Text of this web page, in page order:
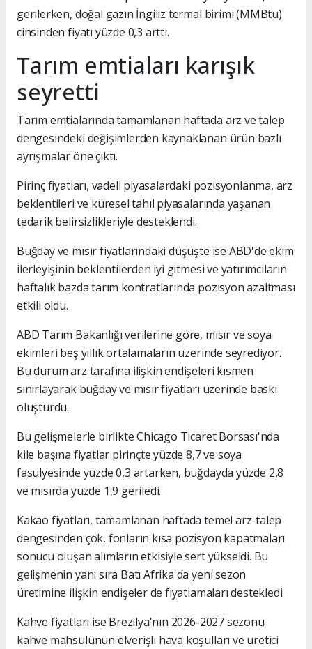
gerilerken, doğal gazın İngiliz termal birimi (MMBtu)
cinsinden fiyatı yüzde 0,3 arttı.
Tarım emtiaları karışık
seyretti
Tarım emtialarında tamamlanan haftada arz ve talep
dengesindeki değişimlerden kaynaklanan ürün bazlı
ayrışmalar öne çıktı.
Pirinç fiyatları, vadeli piyasalardaki pozisyonlanma, arz
beklentileri ve küresel tahıl piyasalarında yaşanan
tedarik belirsizlikleriyle desteklendi.
Buğday ve mısır fiyatlarındaki düşüşte ise ABD'de ekim
ilerleyişinin beklentilerden iyi gitmesi ve yatırımcıların
haftalık bazda tarım kontratlarında pozisyon azaltması
etkili oldu.
ABD Tarım Bakanlığı verilerine göre, mısır ve soya
ekimleri beş yıllık ortalamaların üzerinde seyrediyor.
Bu durum arz tarafına ilişkin endişeleri kısmen
sınırlayarak buğday ve mısır fiyatları üzerinde baskı
oluşturdu.
Bu gelişmelerle birlikte Chicago Ticaret Borsası'nda
kile başına fiyatlar pirinçte yüzde 8,7 ve soya
fasulyesinde yüzde 0,3 artarken, buğdayda yüzde 2,8
ve mısırda yüzde 1,9 geriledi.
Kakao fiyatları, tamamlanan haftada temel arz-talep
dengesinden çok, fonların kısa pozisyon kapatmaları
sonucu oluşan alımların etkisiyle sert yükseldi. Bu
gelişmenin yanı sıra Batı Afrika'da yeni sezon
üretimine ilişkin endişeler de fiyatlamaları destekledi.
Kahve fiyatları ise Brezilya'nın 2026-2027 sezonu
kahve mahsulünün elverişli hava koşulları ve üretici